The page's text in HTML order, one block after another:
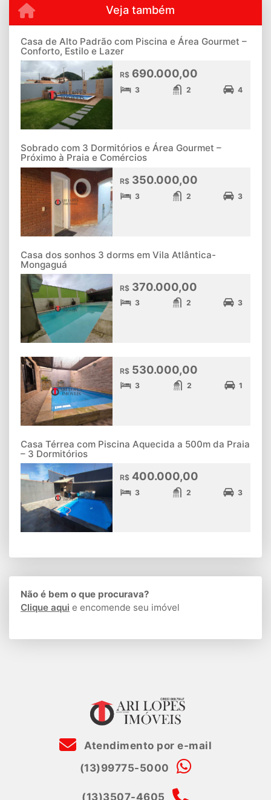
Veja também
Casa de Alto Padrão com Piscina e Área Gourmet –
Conforto, Estilo e Lazer
R$ 690.000,00
3 2 4
Sobrado com 3 Dormitórios e Área Gourmet –
Próximo à Praia e Comércios
R$ 350.000,00
3 2 3
Casa dos sonhos 3 dorms em Vila Atlântica-
Mongaguá
R$ 370.000,00
3 2 3
R$ 530.000,00
3 2 1
Casa Térrea com Piscina Aquecida a 500m da Praia
– 3 Dormitórios
R$ 400.000,00
3 2 3
Não é bem o que procurava?
Clique aqui e encomende seu imóvel
Atendimento por e-mail
(13)99775-5000
(13)3507-4605